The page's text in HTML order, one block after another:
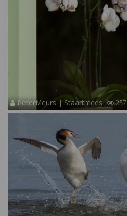
PeterMeurs | Staartmees 257